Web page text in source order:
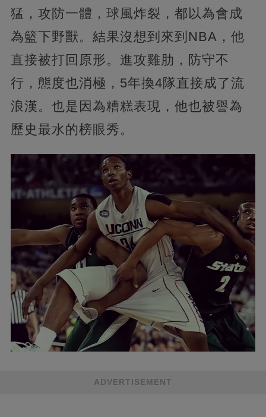
猛，攻防一體，球風炸裂，都以為會成
為籃下野獸。結果沒想到來到NBA，他
直接被打回原形。進攻雞肋，防守不
行，態度也消極，5年換4隊直接成了流
浪漢。也是因為糟糕表現，他也被譽為
歷史最水的榜眼秀。
ADVERTISEMENT